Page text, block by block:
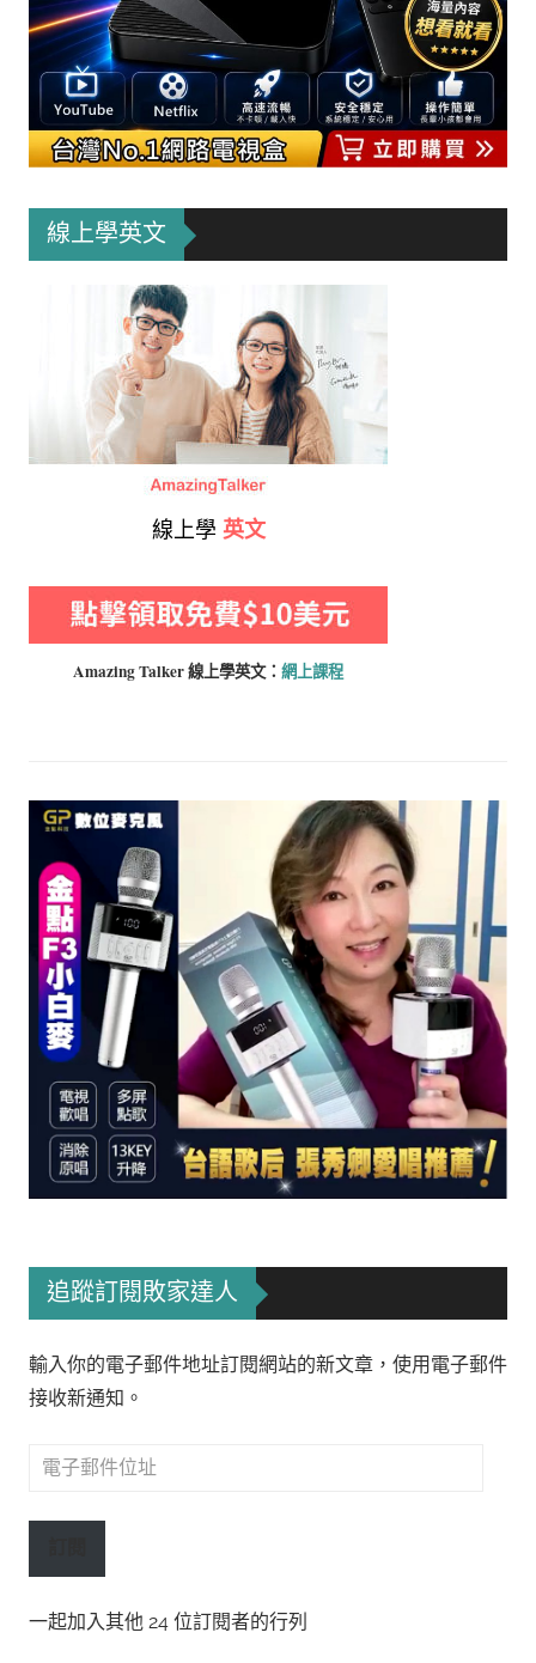
線上學英文
線上學 英文
Amazing Talker 線上學英文： 網上課程
追蹤訂閱敗家達人
輸入你的電子郵件地址訂閱網站的新文章，使用電子郵件
接收新通知。
電
郵
址
一起加入其他 24 位訂閱者的行列